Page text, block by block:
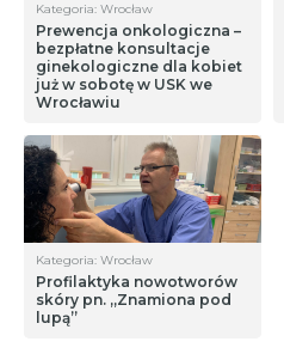
Kategoria: Wrocław
Prewencja onkologiczna –
bezpłatne konsultacje
ginekologiczne dla kobiet
już w sobotę w USK we
Wrocławiu
Kategoria: Wrocław
Profilaktyka nowotworów
skóry pn. „Znamiona pod
lupą”